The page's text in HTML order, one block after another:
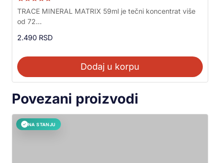
Ocenjeno sa
5.00
od 5
TRACE MINERAL MATRIX 59ml je tečni koncentrat više
od 72...
2.490 RSD
Dodaj u korpu
Povezani proizvodi
✓ NA STANJU